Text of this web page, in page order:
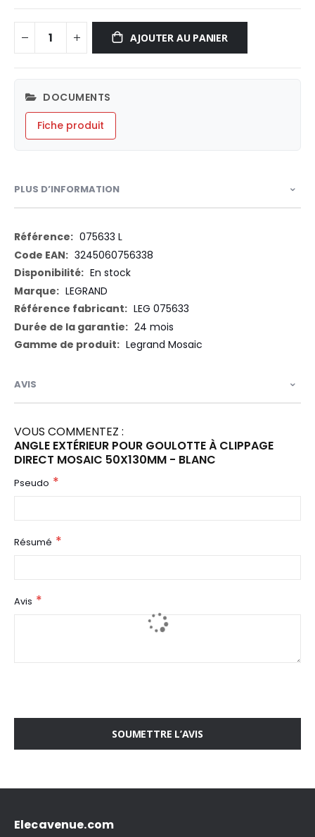
AJOUTER AU PANIER
DOCUMENTS
Fiche produit
PLUS D’INFORMATION
Plus
d’information
075633 L
3245060756338
En stock
LEGRAND
LEG 075633
24 mois
Legrand Mosaic
AVIS
VOUS COMMENTEZ :
ANGLE EXTÉRIEUR POUR GOULOTTE À CLIPPAGE
DIRECT MOSAIC 50X130MM - BLANC
Pseudo
Résumé
Avis
SOUMETTRE L’AVIS
Elecavenue.com